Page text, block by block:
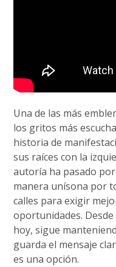
Una de las más
los gritos más
historia de
sus raíces con la
autoría ha pasado
manera unísona por
calles para exigir
oportunidades. Desde
hoy, sigue
guarda el mensaje
es una opción.